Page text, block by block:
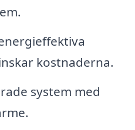
kostnaderna.
system med